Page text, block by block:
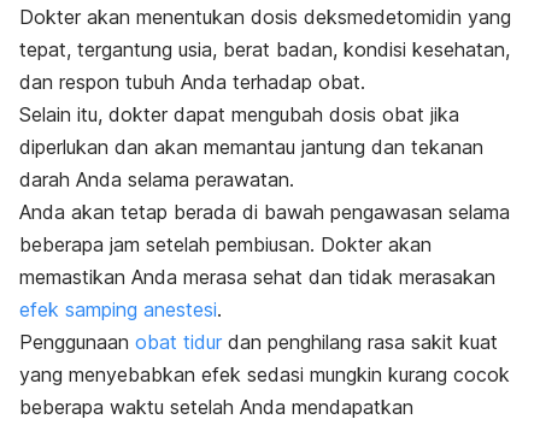
Dokter akan menentukan dosis deksmedetomidin yang
tepat, tergantung usia, berat badan, kondisi kesehatan,
dan respon tubuh Anda terhadap obat.
Selain itu, dokter dapat mengubah dosis obat jika
diperlukan dan akan memantau jantung dan tekanan
darah Anda selama perawatan.
Anda akan tetap berada di bawah pengawasan selama
beberapa jam setelah pembiusan. Dokter akan
memastikan Anda merasa sehat dan tidak merasakan
efek samping anestesi.
Penggunaan obat tidur dan penghilang rasa sakit kuat
yang menyebabkan efek sedasi mungkin kurang cocok
beberapa waktu setelah Anda mendapatkan